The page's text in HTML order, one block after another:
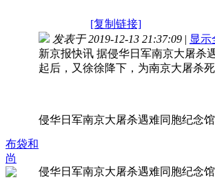
[复制链接]
布袋和
尚
发表于 2019-12-13 21:37:09 | 显示
新京报快讯 据侵华日军南京大屠杀
起后，又徐徐降下，为南京大屠杀
侵华日军南京大屠杀遇难同胞纪念
侵华日军南京大屠杀遇难同胞纪念